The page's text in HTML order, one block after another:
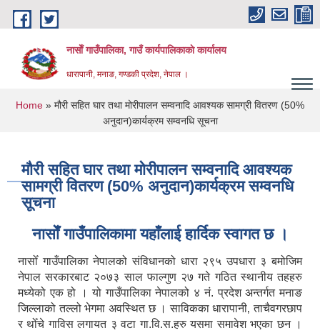
Skip to main content
नासाेँ गाउँपालिका, गाउँ कार्यपालिकाकाे कार्यालय
धारापानी, मनाङ, गण्डकी प्रदेश, नेपाल ।
You are here
Home » मौरी सहित घार तथा मोरीपालन सम्वनादि आवश्यक सामग्री वितरण (50%
अनुदान)कार्यक्रम सम्वनधि सूचना
मौरी सहित घार तथा मोरीपालन सम्वनादि आवश्यक
सामग्री वितरण (50% अनुदान)कार्यक्रम सम्वनधि
सूचना
नासाेँ गाउँपालिकामा यहाँलाई हार्दिक स्वागत छ ।
नासोँ गाउँपालिका नेपालको संविधानको धारा २९५ उपधारा ३ बमोजिम
नेपाल सरकारबाट २०७३ साल फाल्गुण २७ गते गठित स्थानीय तहहरु
मध्येको एक हो । यो गाउँपालिका नेपालको ४ नं. प्रदेश अन्तर्गत मनाङ
जिल्लाको तल्लो भेगमा अवस्थित छ । साविकका धारापानी‚ ताचैवगरछाप
र थोँचे गाविस लगायत ३ वटा गा.वि.स.हरु यसमा समावेश भएका छन ।